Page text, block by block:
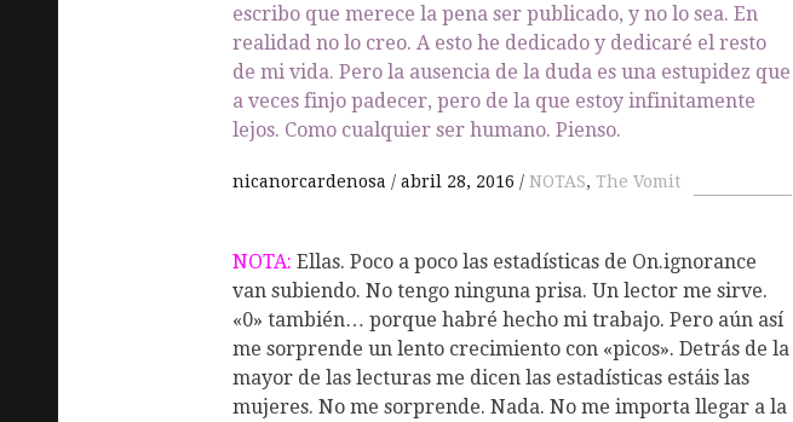
escribo que merece la pena ser publicado, y no lo sea. En
realidad no lo creo. A esto he dedicado y dedicaré el resto
de mi vida. Pero la ausencia de la duda es una estupidez que
a veces finjo padecer, pero de la que estoy infinitamente
lejos. Como cualquier ser humano. Pienso.
nicanorcardenosa abril 28, 2016 NOTAS, The Vomit
NOTA: Ellas. Poco a poco las estadísticas de On.ignorance
van subiendo. No tengo ninguna prisa. Un lector me sirve.
«0» también… porque habré hecho mi trabajo. Pero aún así
me sorprende un lento crecimiento con «picos». Detrás de la
mayor de las lecturas me dicen las estadísticas estáis las
mujeres. No me sorprende. Nada. No me importa llegar a la